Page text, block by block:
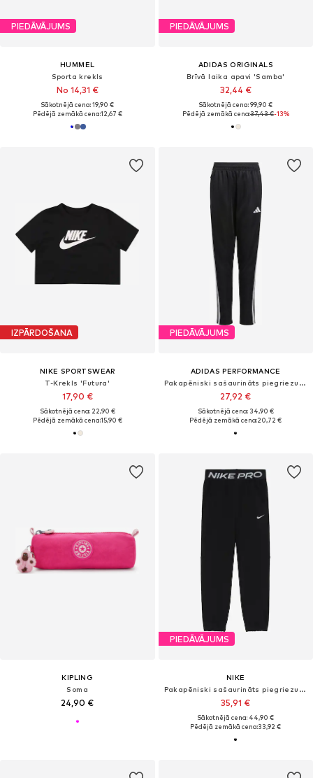
PIEDĀVĀJUMS
HUMMEL
Sporta krekls
No 14,31 €
Sākotnējā cena: 19,90 €
Pēdējā zemākā cena:12,67 €
PIEDĀVĀJUMS
ADIDAS ORIGINALS
Brīvā laika apavi 'Samba'
32,44 €
Sākotnējā cena: 99,90 €
Pēdējā zemākā cena:37,43 €-13%
IZPĀRDOŠANA
NIKE SPORTSWEAR
T-Krekls 'Futura'
17,90 €
Sākotnējā cena: 22,90 €
Pēdējā zemākā cena:15,90 €
PIEDĀVĀJUMS
ADIDAS PERFORMANCE
Pakapēniski sašaurināts piegriezums Sporta bikses 'Tiro 25 Essentials'
27,92 €
Sākotnējā cena: 34,90 €
Pēdējā zemākā cena:20,72 €
KIPLING
Soma
24,90 €
PIEDĀVĀJUMS
NIKE
Pakapēniski sašaurināts piegriezums Sporta bikses 'Pro'
35,91 €
Sākotnējā cena: 44,90 €
Pēdējā zemākā cena:33,92 €